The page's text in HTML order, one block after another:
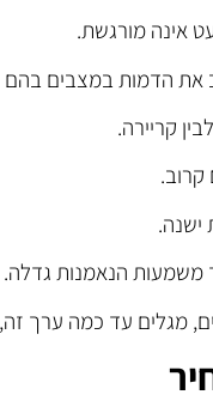
אינה מורגשת.
את הדמות במצבים
קריירה.
קרוב.
ישנה.
משמעות הנאמנות גדלה.
מגלים עד כמה ערך